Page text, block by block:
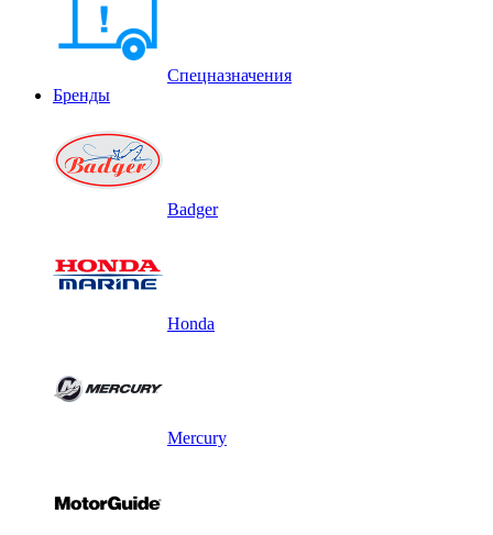
Спецназначения
Бренды
Badger
Honda
Mercury